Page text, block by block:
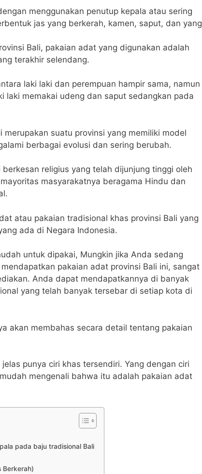
menggunakan penutup kepala atau sering
jas yang berkerah, kamen, saput, dan yang
Bali, pakaian adat yang digunakan adalah
terakhir selendang.
laki laki dan perempuan hampir sama, namun
laki memakai udeng dan saput sedangkan pada
suatu provinsi yang memiliki model
berbagai evolusi dan sering berubah.
religius yang telah dijunjung tinggi oleh
masyarakatnya beragama Hindu dan
atau pakaian tradisional khas provinsi Bali yang
ada di Negara Indonesia.
untuk dipakai, Mungkin jika Anda sedang
pakaian adat provinsi Bali ini, sangat
Anda dapat mendapatkannya di banyak
yang telah banyak tersebar di setiap kota di
akan membahas secara detail tentang pakaian
punya ciri khas tersendiri. Yang dengan ciri
mengenali bahwa itu adalah pakaian adat
pada baju tradisional Bali
Berkerah)